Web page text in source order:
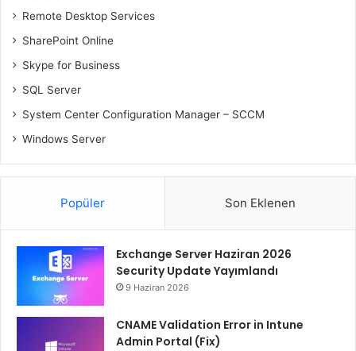
Remote Desktop Services
SharePoint Online
Skype for Business
SQL Server
System Center Configuration Manager – SCCM
Windows Server
Popüler Son Eklenen
Exchange Server Haziran 2026
Security Update Yayımlandı
9 Haziran 2026
CNAME Validation Error in Intune
Admin Portal (Fix)